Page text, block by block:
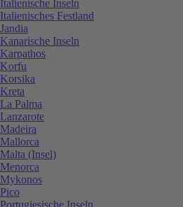
Italienische Inseln
Italienisches Festland
Jandia
Kanarische Inseln
Karpathos
Korfu
Korsika
Kreta
La Palma
Lanzarote
Madeira
Mallorca
Malta (Insel)
Menorca
Mykonos
Pico
Portugiesische Inseln